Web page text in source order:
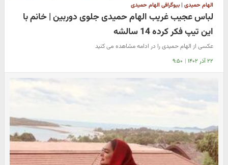
الهام حمیدی | بیوگرافی الهام حمیدی
لباس عجیب غریب الهام حمیدی جلوی دوربین | خانم با
این تیپ فکر کرده 14 سالشه
عکسی از الهام حمیدی را در ادامه مشاهده می کنید
۲۲ آذر ۱۴۰۲ | ۹:۵۰